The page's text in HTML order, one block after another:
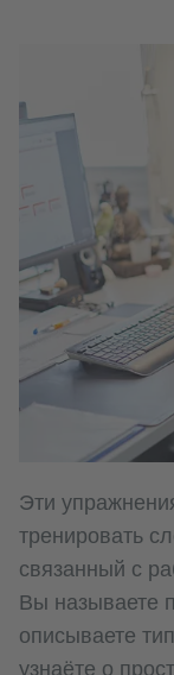
Эти
тренировать
связанный с
Вы называете
описываете
узнаёте о